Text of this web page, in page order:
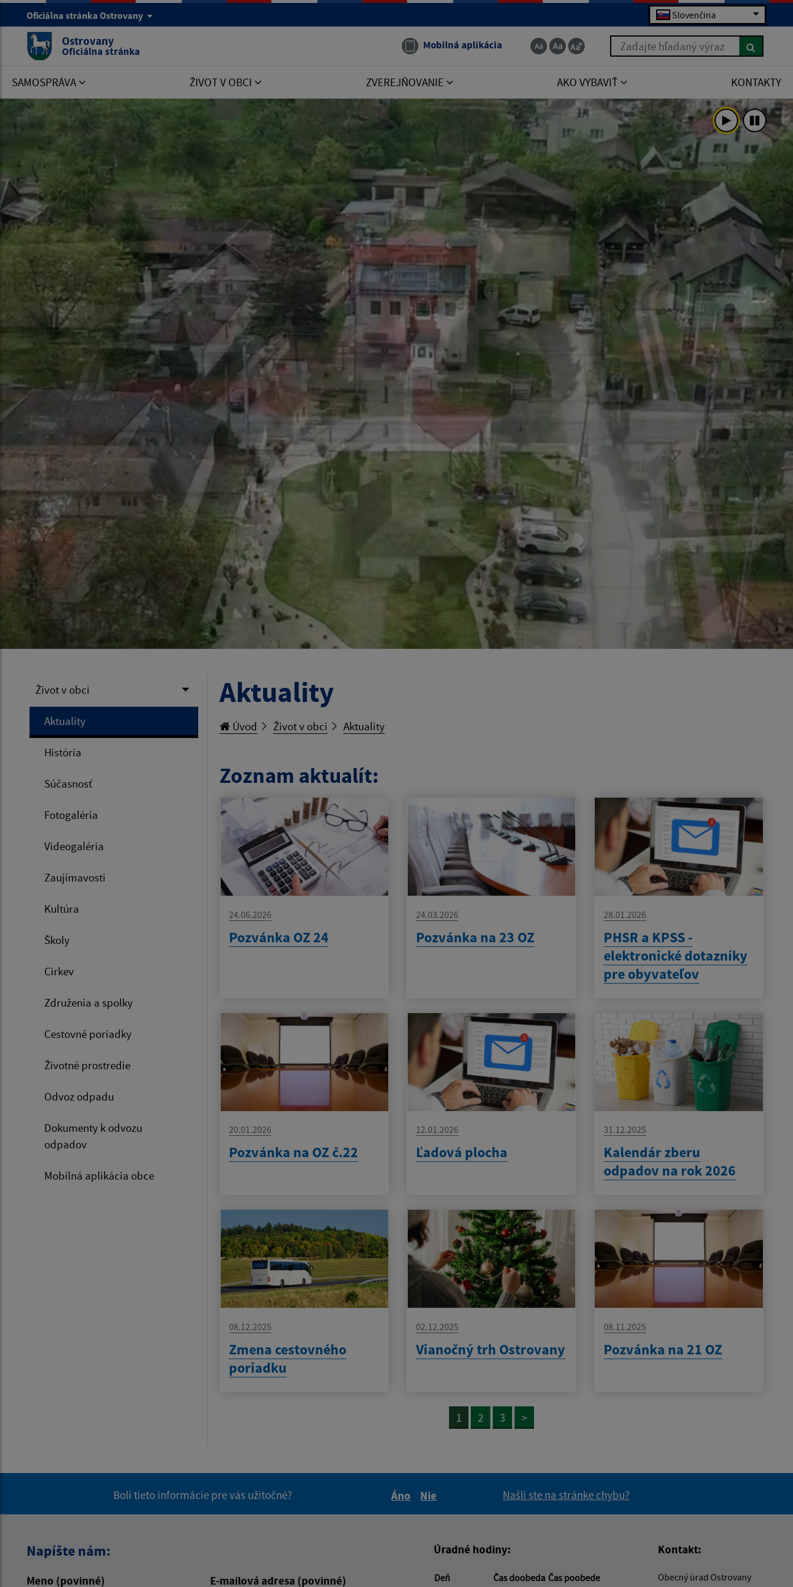
Oficiálna stránka Ostrovany Slovenčina
Ostrovany
Oficiálna stránka Mobilná aplikácia Zadajte hľadaný výraz
SAMOSPRÁVA ŽIVOT V OBCI ZVEREJŇOVANIE AKO VYBAVIŤ KONTAKTY
Život v obci
Aktuality
História
Súčasnosť
Fotogaléria
Videogaléria
Zaujímavosti
Kultúra
Školy
Cirkev
Združenia a spolky
Cestovné poriadky
Životné prostredie
Odvoz odpadu
Dokumenty k odvozu
odpadov
Mobilná aplikácia obce
Aktuality
Úvod Život v obci Aktuality
Zoznam aktualít:
24.06.2026
Pozvánka OZ 24
24.03.2026
Pozvánka na 23 OZ
28.01.2026
PHSR a KPSS -
elektronické dotazníky
pre obyvateľov
20.01.2026
Pozvánka na OZ č.22
12.01.2026
Ľadová plocha
31.12.2025
Kalendár zberu
odpadov na rok 2026
08.12.2025
Zmena cestovného
poriadku
02.12.2025
Vianočný trh Ostrovany
08.11.2025
Pozvánka na 21 OZ
1 2 3 >
Boli tieto informácie pre vás užitočné?
Áno
Nie
Našli ste na stránke chybu?
Napíšte nám:
Meno (povinné) E-mailová adresa (povinné)
Úradné hodiny:
Deň Čas doobeda Čas poobede
Kontakt:
Obecný úrad Ostrovany